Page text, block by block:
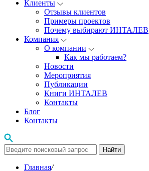
Клиенты
Отзывы клиентов
Примеры проектов
Почему выбирают ИНТАЛЕВ
Компания
О компании
Как мы работаем?
Новости
Мероприятия
Публикации
Книги ИНТАЛЕВ
Контакты
Блог
Контакты
Найти
Главная/